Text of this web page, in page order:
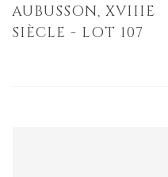
AUBUSSON, XVIIIE
SIÈCLE - LOT 107